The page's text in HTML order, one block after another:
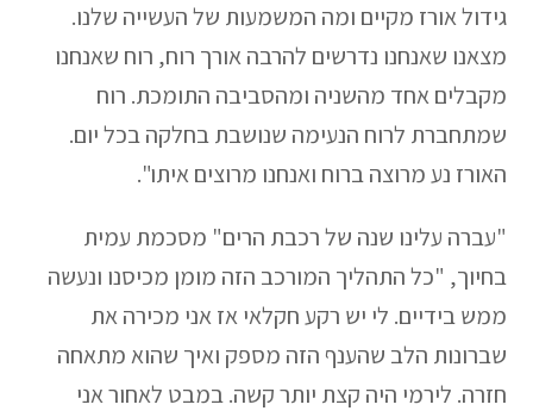
גידול אורז מקיים ומה המשמעות של העשייה שלנו.
מצאנו שאנחנו נדרשים להרבה אורך רוח, רוח שאנחנו
מקבלים אחד מהשניה ומהסביבה התומכת. רוח
שמתחברת לרוח הנעימה שנושבת בחלקה בכל יום.
האורז נע מרוצה ברוח ואנחנו מרוצים איתו".
"עברה עלינו שנה של רכבת הרים" מסכמת עמית
בחיוך, "כל התהליך המורכב הזה מומן מכיסנו ונעשה
ממש בידיים. לי יש רקע חקלאי אז אני מכירה את
שברונות הלב שהענף הזה מספק ואיך שהוא מתאחה
חזרה. לירמי היה קצת יותר קשה. במבט לאחור אני